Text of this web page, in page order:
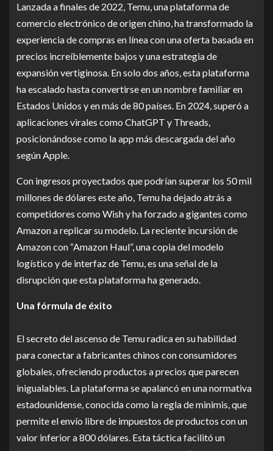
Lanzada a finales de 2022, Temu, una plataforma de
comercio electrónico de origen chino, ha transformado la
experiencia de compras en línea con una oferta basada en
precios increíblemente bajos y una estrategia de
expansión vertiginosa. En solo dos años, esta plataforma
ha escalado hasta convertirse en un nombre familiar en
Estados Unidos y en más de 80 países. En 2024, superó a
aplicaciones virales como ChatGPT y Threads,
posicionándose como la app más descargada del año
según Apple.
Con ingresos proyectados que podrían superar los 50 mil
millones de dólares este año, Temu ha dejado atrás a
competidores como Wish y ha forzado a gigantes como
Amazon a replicar su modelo. La reciente incursión de
Amazon con “Amazon Haul”, una copia del modelo
logístico y de interfaz de Temu, es una señal de la
disrupción que esta plataforma ha generado.
Una fórmula de éxito
El secreto del ascenso de Temu radica en su habilidad
para conectar a fabricantes chinos con consumidores
globales, ofreciendo productos a precios que parecen
inigualables. La plataforma se apalancó en una normativa
estadounidense, conocida como la regla de minimis, que
permite el envío libre de impuestos de productos con un
valor inferior a 800 dólares. Esta táctica facilitó un